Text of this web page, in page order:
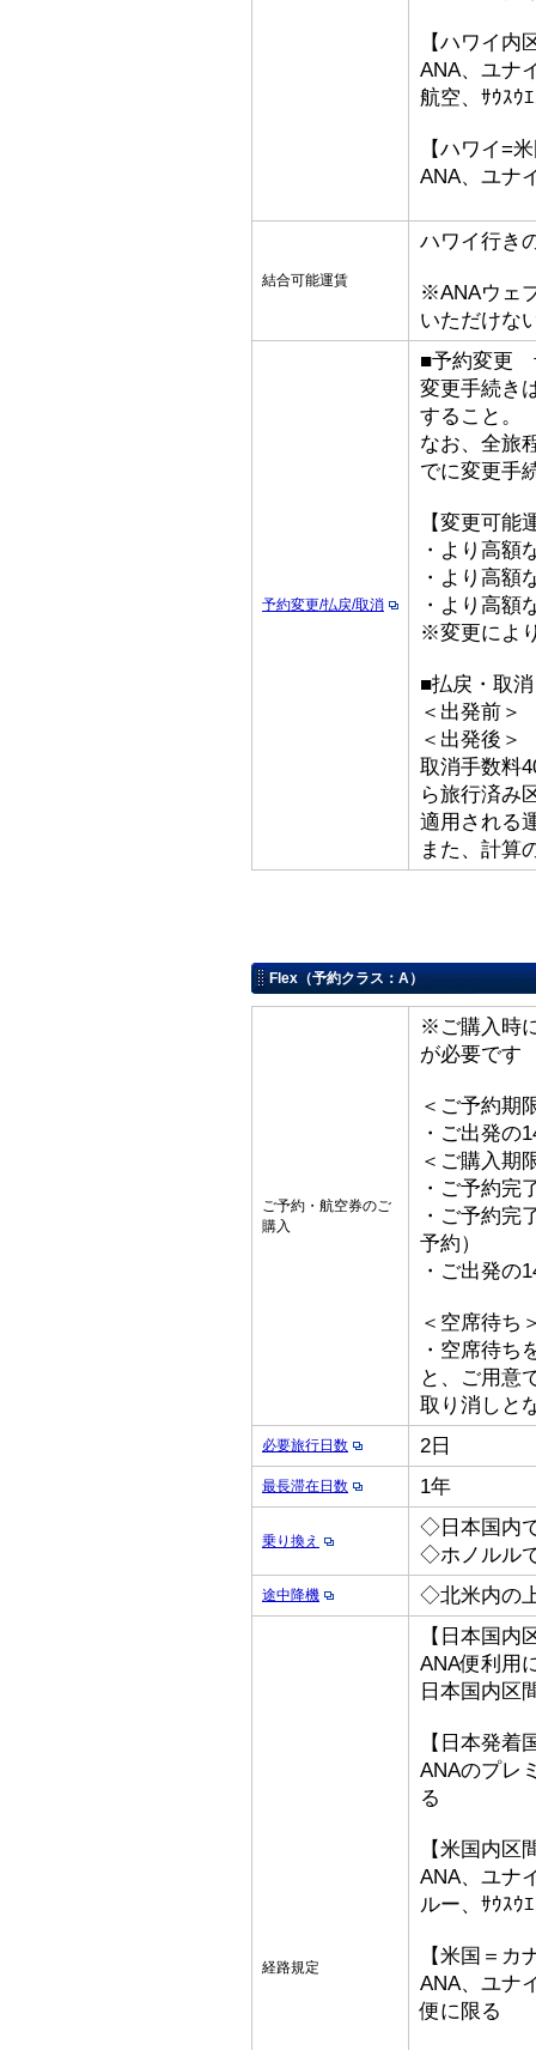
【ハワイ内
ANA、ユナ
航空、ｻｳｽｳ
【ハワイ=
ANA、ユナ
結合可能運賃
ハワイ行き
※ANAウェ
いただけな
予約変更/払戻/取消
■予約変更
変更手続き
すること。
なお、全旅
でに変更手
【変更可能
・より高額
・より高額
・より高額
※変更によ
■払戻・取消
＜出発前＞
＜出発後
取消手数料
ら旅行済み
適用される
また、計算
Flex（予約クラス：A）
ご予約・航空券のご
購入
※ご購入時
が必要です
＜ご予約期
・ご出発の
＜ご購入期
・ご予約完
・ご予約完
予約）
・ご出発の
＜空席待ち
・空席待ち
と、ご用意
取り消しと
必要旅行日数 2日
最長滞在日数 1年
乗り換え
◇日本国内
◇ホノルル
途中降機 ◇北米内の
経路規定
【日本国内
ANA便利用
日本国内区
【日本発着
ANAのプレ
る
【米国内区
ANA、ユナ
ルー、ｻｳｽｳ
【米国＝カ
ANA、ユナ
便に限る